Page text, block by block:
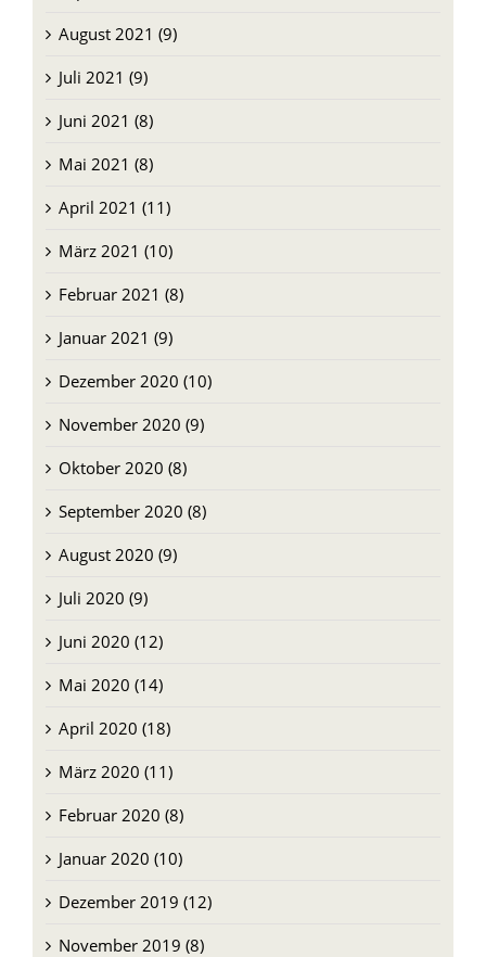
August 2021 (9)
Juli 2021 (9)
Juni 2021 (8)
Mai 2021 (8)
April 2021 (11)
März 2021 (10)
Februar 2021 (8)
Januar 2021 (9)
Dezember 2020 (10)
November 2020 (9)
Oktober 2020 (8)
September 2020 (8)
August 2020 (9)
Juli 2020 (9)
Juni 2020 (12)
Mai 2020 (14)
April 2020 (18)
März 2020 (11)
Februar 2020 (8)
Januar 2020 (10)
Dezember 2019 (12)
November 2019 (8)